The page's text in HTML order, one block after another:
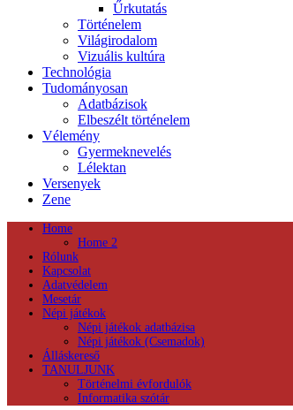
Űrkutatás
Történelem
Világirodalom
Vizuális kultúra
Technológia
Tudományosan
Adatbázisok
Elbeszélt történelem
Vélemény
Gyermeknevelés
Lélektan
Versenyek
Zene
Home
Home 2
Rólunk
Kapcsolat
Adatvédelem
Mesetár
Népi játékok
Népi játékok adatbázisa
Népi játékok (Csemadok)
Álláskereső
TANULJUNK
Történelmi évfordulók
Informatika szótár